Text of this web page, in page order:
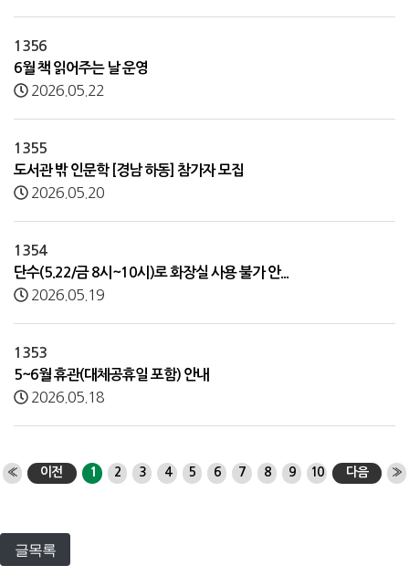
1356
6월 책 읽어주는 날 운영
2026.05.22
1355
도서관 밖 인문학 [경남 하동] 참가자 모집
2026.05.20
1354
단수(5.22/금 8시~10시)로 화장실 사용 불가 안...
2026.05.19
1353
5~6월 휴관(대체공휴일 포함) 안내
2026.05.18
« 이전 1 2 3 4 5 6 7 8 9 10 다음 »
글목록